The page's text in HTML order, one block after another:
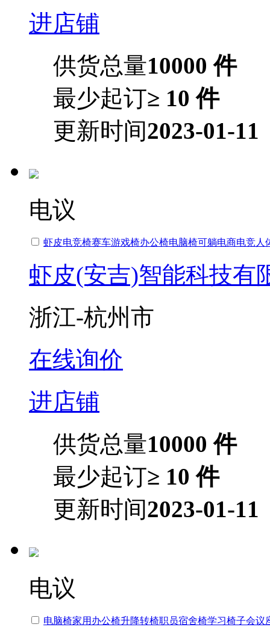
进店铺
供货总量10000 件
最少起订≥ 10 件
更新时间2023-01-11
电议
虾皮电竞椅赛车游戏椅办公椅电脑椅可躺电商电竞人
虾皮(安吉)智能科技有
浙江-杭州市
在线询价
进店铺
供货总量10000 件
最少起订≥ 10 件
更新时间2023-01-11
电议
电脑椅家用 办公椅升降转椅职员宿舍椅学习椅子会议